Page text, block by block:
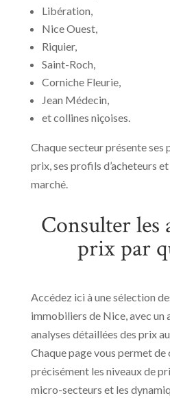
Libération,
Nice Ouest,
Riquier,
Saint-Roch,
Corniche Fleurie,
Jean Médecin,
et collines niçoises.
Chaque secteur présente ses
prix, ses profils d’acheteurs
marché.
Consulter les
prix par
Accédez ici à une sélection
immobiliers de Nice, avec un
analyses détaillées des prix
Chaque page vous permet
précisément les niveaux de
micro-secteurs et les